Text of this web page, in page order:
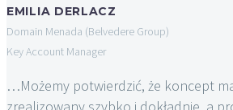
EMILIA DERLACZ
Domain Menada (Belvedere Group)
Key Account Manager
…Możemy potwierdzić, że koncept